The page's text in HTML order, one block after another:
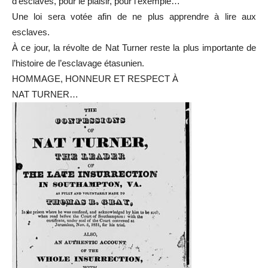
Une loi sera votée afin de ne plus apprendre à lire aux
esclaves.
À ce jour, la révolte de Nat Turner reste la plus importante de
l’histoire de l’esclavage étasunien.
HOMMAGE, HONNEUR ET RESPECT À
NAT TURNER…